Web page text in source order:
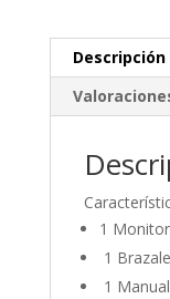
Descripción
1
1
1